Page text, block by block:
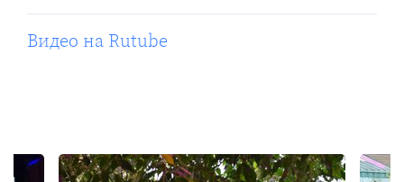
Видео на Rutube